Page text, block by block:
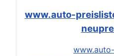
www.auto-